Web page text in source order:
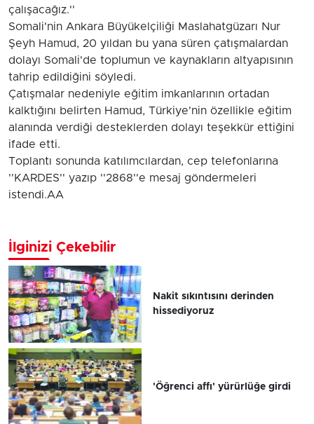
çalışacağız.''
Somali'nin Ankara Büyükelçiliği Maslahatgüzarı Nur
Şeyh Hamud, 20 yıldan bu yana süren çatışmalardan
dolayı Somali'de toplumun ve kaynakların altyapısının
tahrip edildiğini söyledi.
Çatışmalar nedeniyle eğitim imkanlarının ortadan
kalktığını belirten Hamud, Türkiye'nin özellikle eğitim
alanında verdiği desteklerden dolayı teşekkür ettiğini
ifade etti.
Toplantı sonunda katılımcılardan, cep telefonlarına
''KARDES'' yazıp ''2868''e mesaj göndermeleri
istendi.AA
İlginizi Çekebilir
Nakit sıkıntısını derinden
hissediyoruz
'Öğrenci affı' yürürlüğe girdi